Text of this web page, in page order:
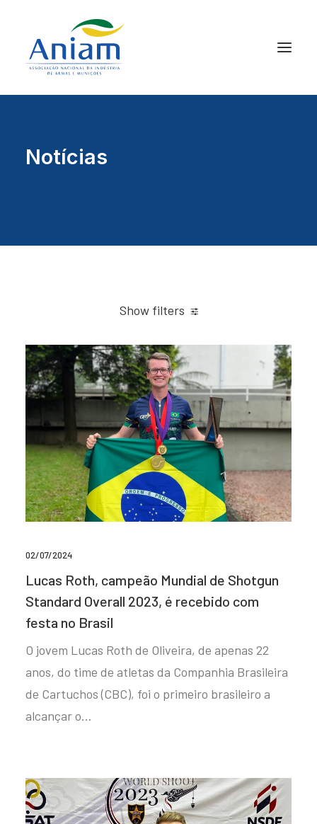
Notícias
Show filters
02/07/2024
Lucas Roth, campeão Mundial de Shotgun
Standard Overall 2023, é recebido com
festa no Brasil
O jovem Lucas Roth de Oliveira, de apenas 22
anos, do time de atletas da Companhia Brasileira
de Cartuchos (CBC), foi o primeiro brasileiro a
alcançar o…